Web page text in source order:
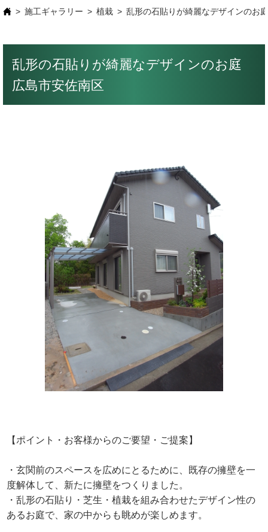
施工ギャラリー 植栽 乱形の石貼りが綺麗なデザインのお
乱形の石貼りが綺麗なデザインのお庭
広島市安佐南区
【ポイント・お客様からのご要望・ご提案】
・玄関前のスペースを広めにとるために、既存の擁壁を一
度解体して、新たに擁壁をつくりました。
・乱形の石貼り・芝生・植栽を組み合わせたデザイン性の
あるお庭で、家の中からも眺めが楽しめます。